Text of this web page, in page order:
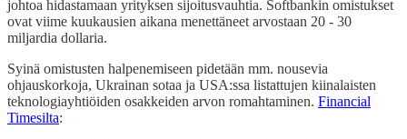
johtoa hidastamaan yrityksen sijoitusvauhtia. Softbankin omistukset
ovat viime kuukausien aikana menettäneet arvostaan 20 - 30
miljardia dollaria.
Syinä omistusten halpenemiseen pidetään mm. nousevia
ohjauskorkoja, Ukrainan sotaa ja USA:ssa listattujen kiinalaisten
teknologiayhtiöiden osakkeiden arvon romahtaminen. Financial
Timesilta: